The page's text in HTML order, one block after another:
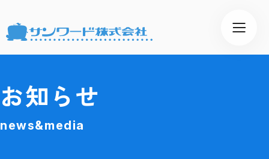
お知らせ
news&media